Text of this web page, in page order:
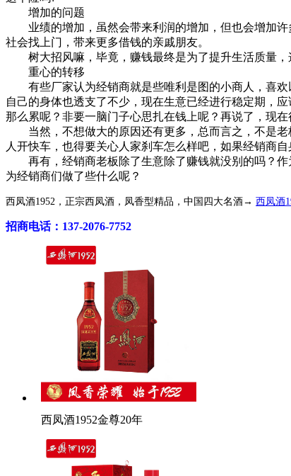
增加的问题
业绩的增加，虽然会带来利润的增加，但也会增加许
社会找上门，带来更多借钱的亲戚朋友。
树大招风嘛，毕竟，赚钱最终是为了提升生活质量，
重心的转移
有些厂家认为经销商就是些唯利是图的小商人，喜欢
自己的身体也透支了不少，现在生意已经进行稳定期，
那么累呢？非要一脑门子心思扎在钱上呢？再说了，现
当然，不想做大的原因还有更多，总而言之，不是老
人开快车，也得要关心人家刹车怎么样吧，如果经销商
再有，经销商老板除了生意除了赚钱就没别的吗？作
为经销商们做了些什么呢？
西凤酒1952，正宗西凤酒，凤香型精品，中国四大名酒→ 西凤酒
招商电话：137-2076-7752
西凤酒1952金尊20年